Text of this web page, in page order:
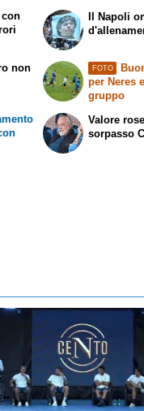
Il Napoli
non
FOTO
per Neres
gruppo
Valore
sorpasso